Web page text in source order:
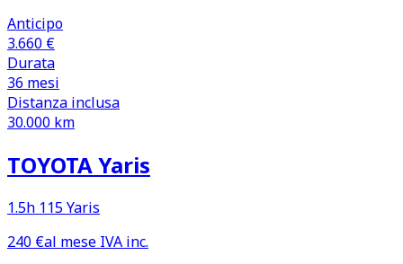
Anticipo
3.660 €
Durata
36 mesi
Distanza inclusa
30.000 km
TOYOTA Yaris
1.5h 115 Yaris
240 €al mese IVA inc.